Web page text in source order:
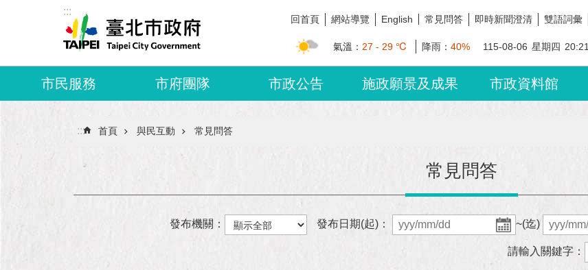
跳到主要內容區塊
:::
回首頁 網站導覽 English 常見問答 即時新聞澄清 雙語詞彙
氣溫： 27 - 29 ℃ 降雨： 40% 115-08-06 星期四 20:21
市民服務 市府團隊 市政公告 施政願景及成果 市政資料館
::: 首頁 與民互動 常見問答
常見問答
發布機關： 發布日期(起)： ~(迄)
請輸入關鍵字：